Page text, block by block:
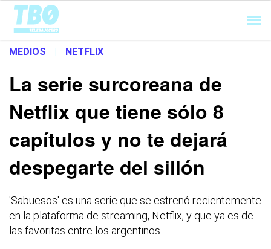
Cargando...
MEDIOS | NETFLIX
La serie surcoreana de
Netflix que tiene sólo 8
capítulos y no te dejará
despegarte del sillón
'Sabuesos' es una serie que se estrenó recientemente
en la plataforma de streaming, Netflix, y que ya es de
las favoritas entre los argentinos.